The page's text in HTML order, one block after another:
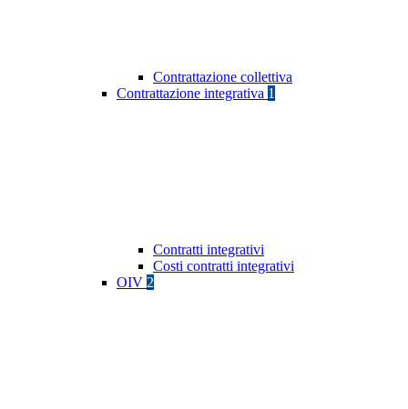
Contrattazione collettiva
Contrattazione integrativa 1
Contratti integrativi
Costi contratti integrativi
OIV 2